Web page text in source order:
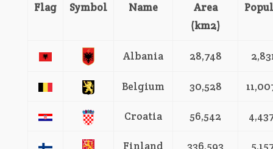
Flag Symbol Name
Area
(km2)
Albania 28,748
Belgium 30,528
Croatia 56,542
Finland 336,593